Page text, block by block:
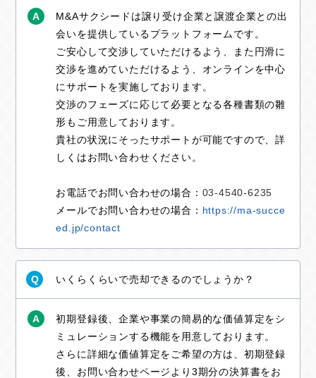
A
M&Aサクシードは譲り受け企業と譲渡企業との出
会いを提供しているプラットフォームです。
ご安心して交渉していただけるよう、また円滑に
交渉を進めていただけるよう、オンラインを中心
にサポートを実施しております。
交渉のフェーズに応じて必要となる各種書類の雛
形もご用意しております。
貴社の状況にそったサポートが可能ですので、詳
しくはお問い合わせください。
お電話でお問い合わせの場合： 03-4540-6235
メールでお問い合わせの場合： https://ma-succe
ed.jp/contact
Q いくらくらいで売却できるのでしょうか？
A
初期登録後、企業や事業の簡易的な価値算定をシ
ミュレーションする機能を用意しております。
さらに詳細な価値算定をご希望の方は、初期登録
後、お問い合わせページより3期分の決算書をお